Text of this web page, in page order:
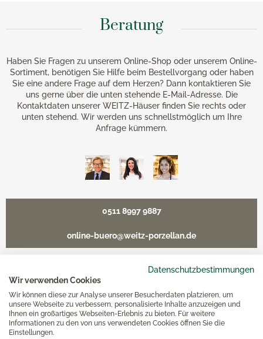
Datenschutzbestimmungen
Wir verwenden Cookies
Wir können diese zur Analyse unserer Besucherdaten platzieren, um
unsere Webseite zu verbessern, personalisierte Inhalte anzuzeigen und
Ihnen ein großartiges Webseiten-Erlebnis zu bieten. Für weitere
Informationen zu den von uns verwendeten Cookies öffnen Sie die
Einstellungen.
Beratung
Haben Sie Fragen zu unserem Online-Shop oder unserem Online-
Sortiment, benötigen Sie Hilfe beim Bestellvorgang oder haben
Sie eine andere Frage auf dem Herzen? Dann kontaktieren Sie
uns gerne über die unten stehende E-Mail-Adresse. Die
Kontaktdaten unserer WEITZ-Häuser finden Sie rechts oder
unten stehend. Wir werden uns schnellstmöglich um Ihre
Anfrage kümmern.
0511 8997 9887
online-buero@weitz-porzellan.de
Unsere Häuser
Hannover